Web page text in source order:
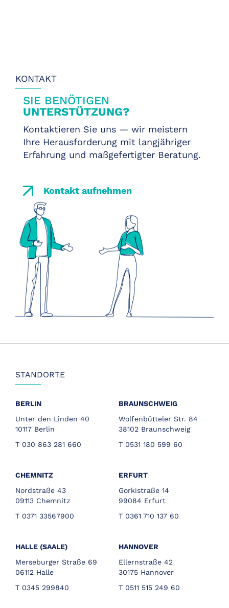
KONTAKT
SIE BENÖTIGEN
UNTERSTÜTZUNG?
Kontaktieren Sie uns — wir meistern
Ihre Herausforderung mit langjähriger
Erfahrung und maßgefertigter Beratung.
Kontakt aufnehmen
STANDORTE
BERLIN
Unter den Linden 40
10117 Berlin
T 030 863 281 660
BRAUNSCHWEIG
Wolfenbütteler Str. 84
38102 Braunschweig
T 0531 180 599 60
CHEMNITZ
Nordstraße 43
09113 Chemnitz
T 0371 33567900
ERFURT
Gorkistraße 14
99084 Erfurt
T 0361 710 137 60
HALLE (SAALE)
Merseburger Straße 69
06112 Halle
T 0345 299840
HANNOVER
Ellernstraße 42
30175 Hannover
T 0511 515 249 60